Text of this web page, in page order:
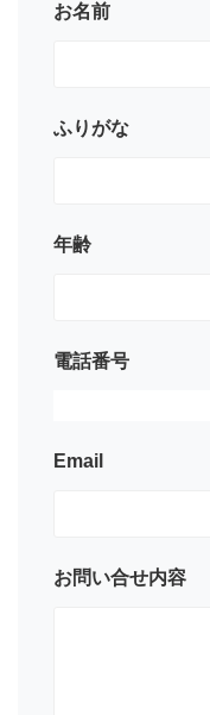
お名前
ふりがな
年齢
電話番号
Email
お問い合せ内容